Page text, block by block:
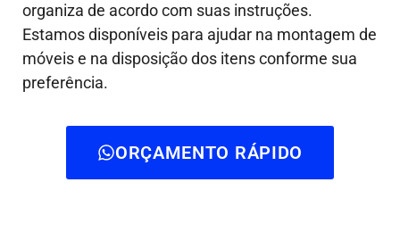
organiza de acordo com suas instruções.
Estamos disponíveis para ajudar na montagem de
móveis e na disposição dos itens conforme sua
preferência.
ORÇAMENTO RÁPIDO